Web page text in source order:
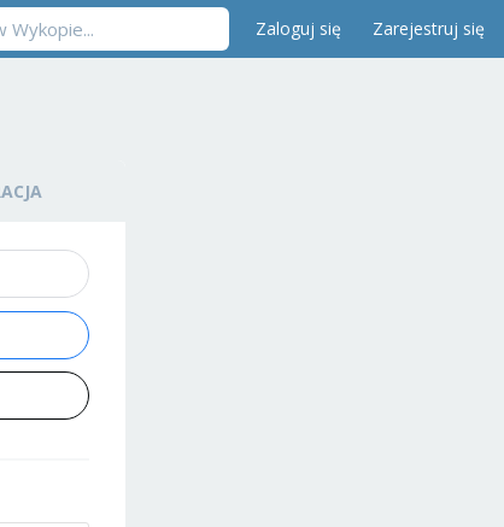
Zaloguj się Zarejestruj się